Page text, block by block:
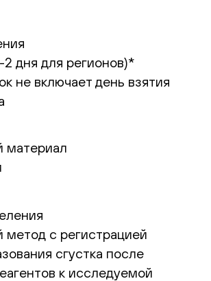
2 дня для регионов)*
не включает день взятия
материал
метод с регистрацией
сгустка после
к исследуемой